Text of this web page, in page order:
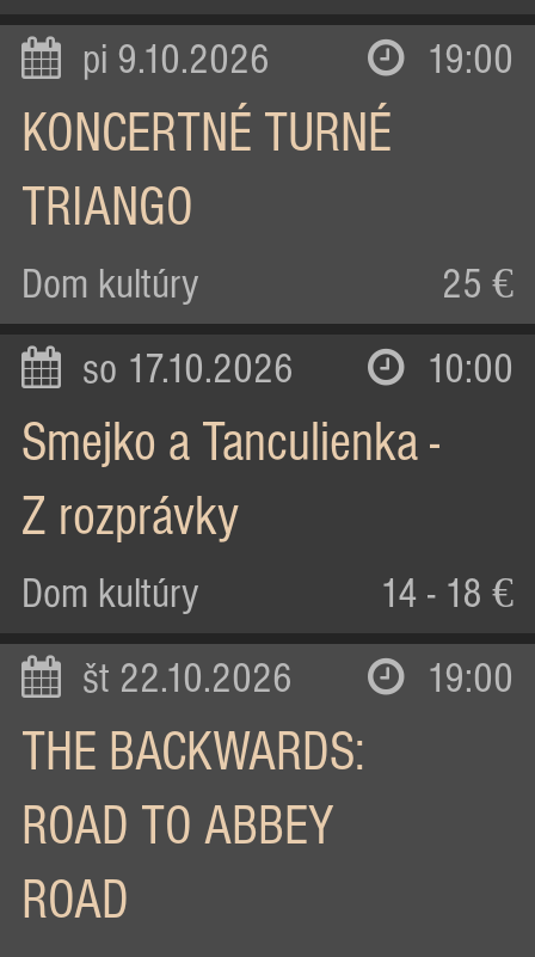
pi 9.10.2026 19:00
KONCERTNÉ TURNÉ
TRIANGO
Dom kultúry 25 €
so 17.10.2026 10:00
Smejko a Tanculienka -
Z rozprávky
Dom kultúry 14 - 18 €
št 22.10.2026 19:00
THE BACKWARDS:
ROAD TO ABBEY
ROAD